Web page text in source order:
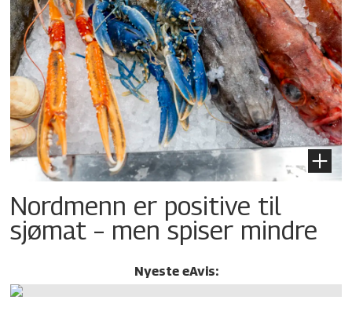
Nordmenn er positive til
sjømat – men spiser mindre
Nyeste eAvis: